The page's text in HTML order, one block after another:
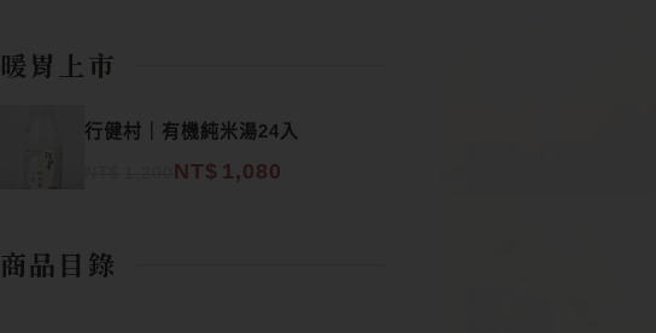
暖胃上市
行健村｜有機純米湯24入
NT$ 1,080
商品目錄